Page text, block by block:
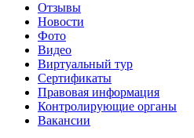
Отзывы
Новости
Фото
Видео
Виртуальный тур
Сертификаты
Правовая информация
Контролирующие органы
Вакансии